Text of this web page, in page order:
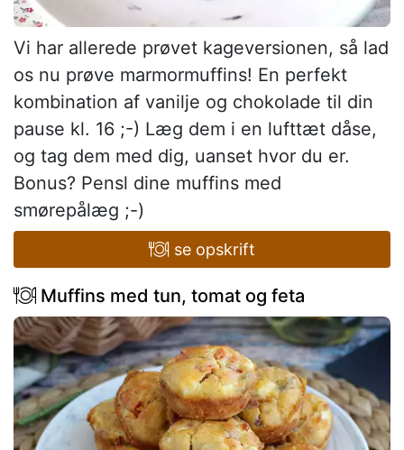
Vi har allerede prøvet kageversionen, så lad
os nu prøve marmormuffins! En perfekt
kombination af vanilje og chokolade til din
pause kl. 16 ;-) Læg dem i en lufttæt dåse,
og tag dem med dig, uanset hvor du er.
Bonus? Pensl dine muffins med
smørepålæg ;-)
se opskrift
Muffins med tun, tomat og feta